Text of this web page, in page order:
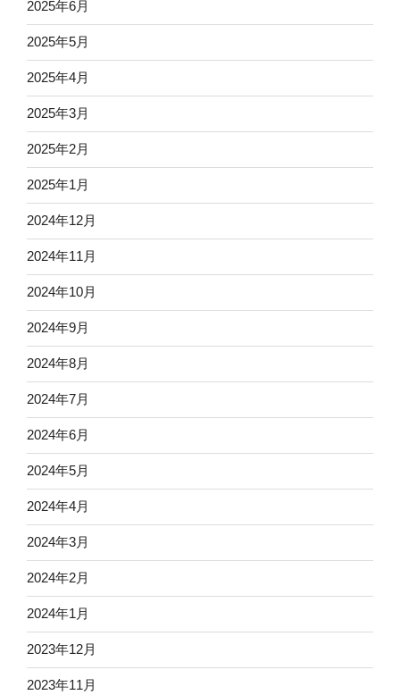
2025年6月
2025年5月
2025年4月
2025年3月
2025年2月
2025年1月
2024年12月
2024年11月
2024年10月
2024年9月
2024年8月
2024年7月
2024年6月
2024年5月
2024年4月
2024年3月
2024年2月
2024年1月
2023年12月
2023年11月